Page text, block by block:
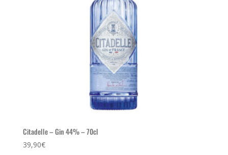
Citadelle – Gin 44% – 70cl
39,90€